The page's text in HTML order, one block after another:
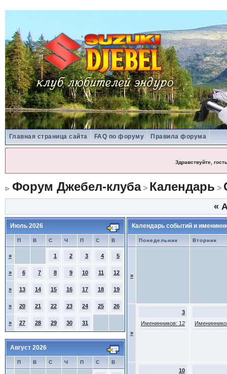
Главная страница сайта FAQ по форуму Правила форума
Здравствуйте, гость
Форум Джебел-клуба> Календарь >
«
Июль 2026
П В С Ч П С В
» 1 2 3 4 5
» 6 7 8 9 10 11 12
» 13 14 15 16 17 18 19
» 20 21 22 23 24 25 26
» 27 28 29 30 31
Август 2026
П В С Ч П С В
Календарь событий и
Понедельник Вторник
»
»
3
Именинников: 12
10